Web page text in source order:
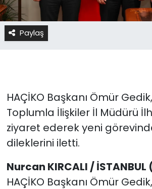
Paylaş
HAÇİKO Başkanı Ömür
Toplumla İlişkiler İl Müdürü
ziyaret ederek yeni
dileklerini iletti.
Nurcan KIRCALI / İSTANBUL
HAÇİKO Başkanı Ömür